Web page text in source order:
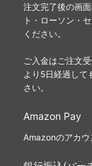
注文完了後の画
ト・ローソン・
ください。
ご入金はご注文
より5日経過して
さい。
Amazon Pay
Amazonのアカウ